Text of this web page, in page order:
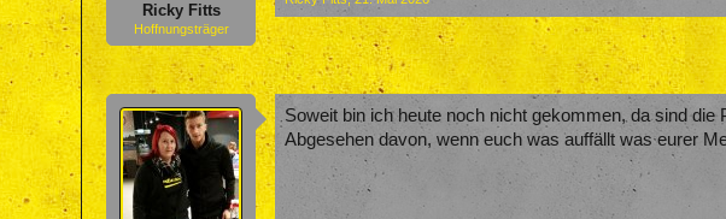
Ricky Fitts
Hoffnungsträger
Soweit bin ich heute noch nicht gekommen, da sind die
Abgesehen davon, wenn euch was auffällt was eurer